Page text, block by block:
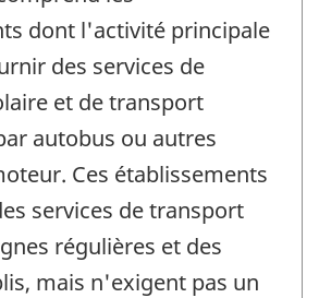
dont l'activité principale
des services de
et de transport
autobus ou autres
Ces établissements
services de transport
régulières et des
mais n'exigent pas un